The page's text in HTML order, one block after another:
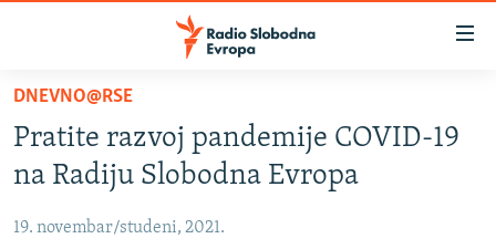
Pređite
glavni
sadržaj
na
BOSNA I HERCEGOVINA
KOSOVO
DNEVNO@RSE
Pratite razvoj pandemije COVID-19
na Radiju Slobodna Evropa
19. novembar/studeni, 2021.